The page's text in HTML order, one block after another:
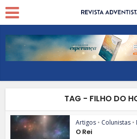
TAG - FILHO DO
Artigos • Colunistas •
O Rei